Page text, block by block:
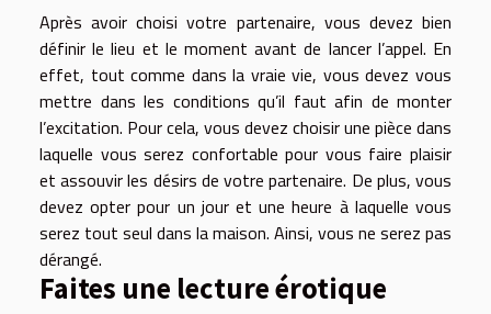
Après avoir choisi votre partenaire, vous devez bien
définir le lieu et le moment avant de lancer l’appel. En
effet, tout comme dans la vraie vie, vous devez vous
mettre dans les conditions qu’il faut afin de monter
l’excitation. Pour cela, vous devez choisir une pièce dans
laquelle vous serez confortable pour vous faire plaisir
et assouvir les désirs de votre partenaire. De plus, vous
devez opter pour un jour et une heure à laquelle vous
serez tout seul dans la maison. Ainsi, vous ne serez pas
dérangé.
Faites une lecture érotique